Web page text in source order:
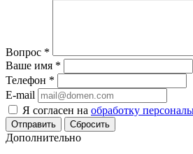
Вопрос *
Ваше имя *
Телефон *
E-mail
Я согласен на обработку
Сбросить
Дополнительно